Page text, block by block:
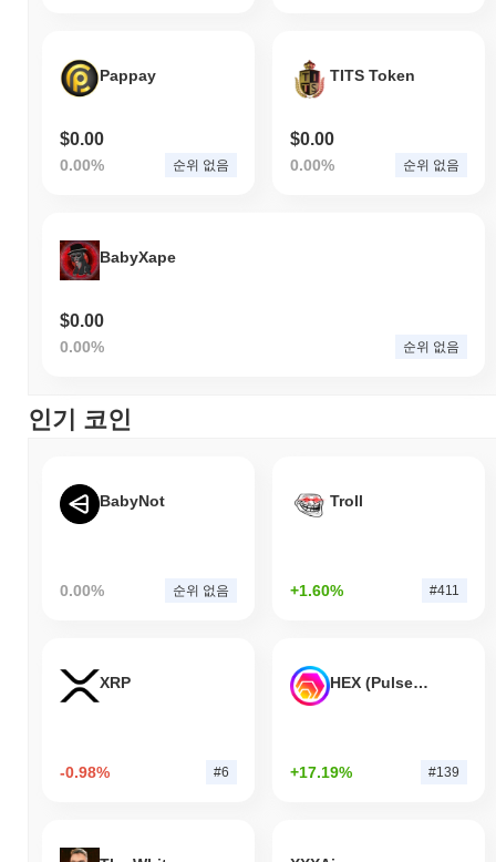
Pappay
$0.00
0.00% 순위 없음
TITS Token
$0.00
0.00% 순위 없음
BabyXape
$0.00
0.00% 순위 없음
인기 코인
BabyNot
0.00% 순위 없음
Troll
+1.60% #411
XRP
-0.98% #6
HEX (Pulsechain)
+17.19% #139